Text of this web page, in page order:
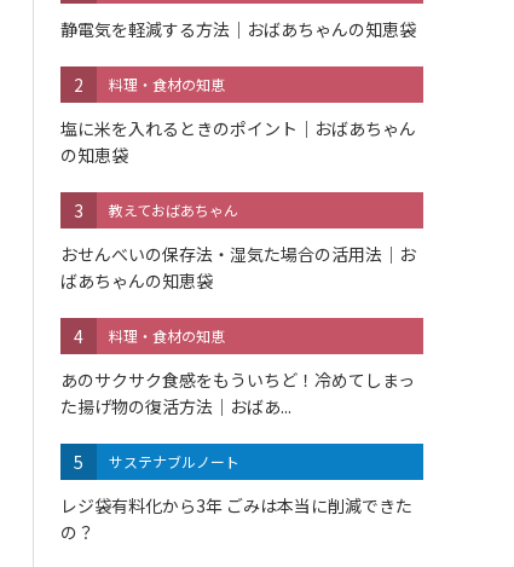
静電気を軽減する方法｜おばあちゃんの知恵袋
2 料理・食材の知恵
塩に米を入れるときのポイント｜おばあちゃん
の知恵袋
3 教えておばあちゃん
おせんべいの保存法・湿気た場合の活用法｜お
ばあちゃんの知恵袋
4 料理・食材の知恵
あのサクサク食感をもういちど！冷めてしまっ
た揚げ物の復活方法｜おばあ...
5 サステナブルノート
レジ袋有料化から3年 ごみは本当に削減できた
の？